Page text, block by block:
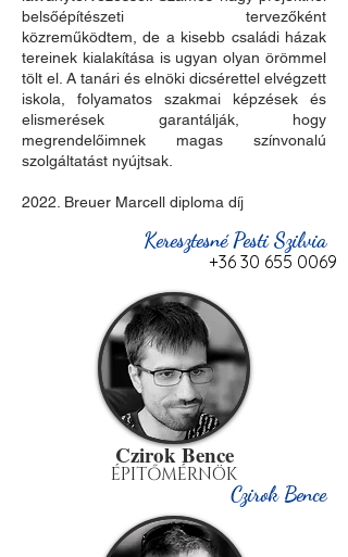
belsőépítészeti tervezőként
közreműködtem, de a kisebb családi házak
tereinek kialakítása is ugyan olyan örömmel
tölt el. A tanári és elnöki dicsérettel elvégzett
iskola, folyamatos szakmai képzések és
elismerések garantálják, hogy
megrendelőimnek magas színvonalú
szolgáltatást nyújtsak.
2022. Breuer Marcell diploma díj
Keresztesné Pesti Szilvia
+36 30 655 0069
Czirok Bence
ÉPITŐMÉRNÖK
Czirok Bence